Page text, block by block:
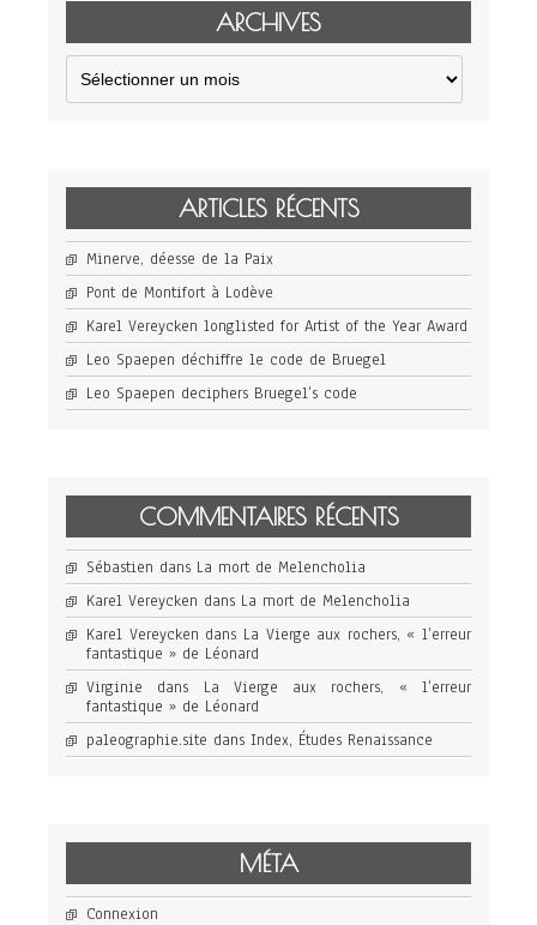
ARCHIVES
Archives
ARTICLES RÉCENTS
Minerve, déesse de la Paix
Pont de Montifort à Lodève
Karel Vereycken longlisted for Artist of the Year Award
Leo Spaepen déchiffre le code de Bruegel
Leo Spaepen deciphers Bruegel’s code
COMMENTAIRES RÉCENTS
Sébastien dans La mort de Melencholia
Karel Vereycken dans La mort de Melencholia
Karel Vereycken dans La Vierge aux rochers, « l’erreur
fantastique » de Léonard
Virginie dans La Vierge aux rochers, « l’erreur
fantastique » de Léonard
paleographie.site dans Index, Études Renaissance
MÉTA
Connexion